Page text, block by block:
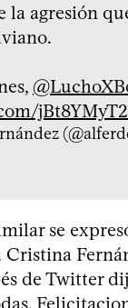
la agresión
se
de Twitter